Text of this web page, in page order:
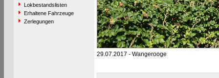
Lokbestandslisten
Erhaltene Fahrzeuge
Zerlegungen
29.07.2017 - Wangerooge